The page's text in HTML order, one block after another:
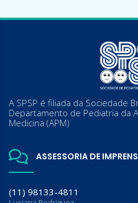
A SPSP é filiada da Sociedade
Departamento de Pediatria da
Medicina (APM)
ASSESSORIA DE
(11) 98133-4811